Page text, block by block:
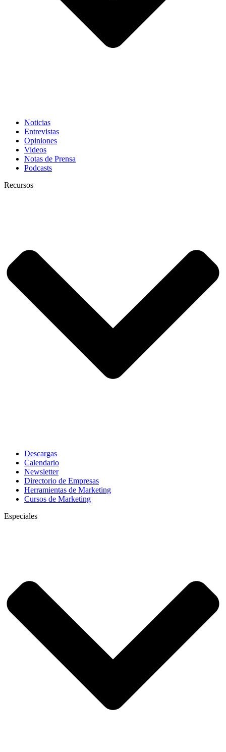
Noticias
Entrevistas
Opiniones
Videos
Notas de Prensa
Podcasts
Recursos
Descargas
Calendario
Newsletter
Directorio de Empresas
Herramientas de Marketing
Cursos de Marketing
Especiales